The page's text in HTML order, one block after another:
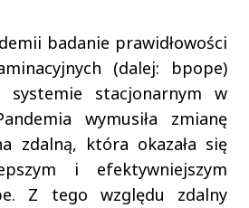
badanie prawidłowości
(dalej: bpope)
systemie stacjonarnym w
wymusiła zmianę
zdalną, która okazała się
i efektywniejszym
Z tego względu zdalny